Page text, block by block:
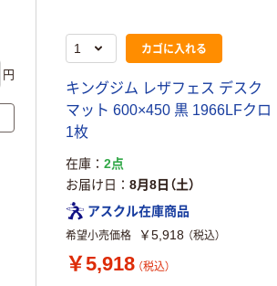
カゴに入れる
キングジム レザフェス デスク
マット 600×450 黒 1966LFクロ
1枚
在庫
2点
お届け日
8月8日（土）
アスクル在庫商品
希望小売価格 ￥5,918 （税込）
￥5,918 （税込）
円